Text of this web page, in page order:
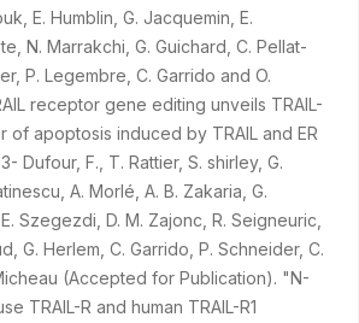
E. Humblin, G. Jacquemin, E.
N. Marrakchi, G. Guichard, C. Pellat-
P. Legembre, C. Garrido and O.
receptor gene editing unveils TRAIL-
of apoptosis induced by TRAIL and ER
Dufour, F., T. Rattier, S. shirley, G.
A. Morlé, A. B. Zakaria, G.
Szegezdi, D. M. Zajonc, R. Seigneuric,
G. Herlem, C. Garrido, P. Schneider, C.
(Accepted for Publication). "N-
TRAIL-R and human TRAIL-R1